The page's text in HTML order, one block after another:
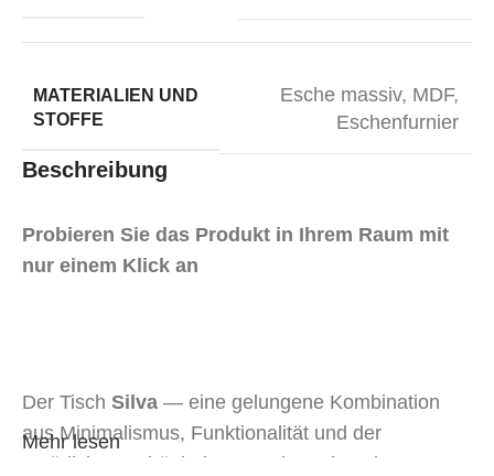
MATERIALIEN UND
STOFFE
Esche massiv, MDF,
Eschenfurnier
Beschreibung
Probieren Sie das Produkt in Ihrem Raum mit
nur einem Klick an
Der Tisch Silva — eine gelungene Kombination
aus Minimalismus, Funktionalität und der
natürlichen Schönheit von Holz. Seine eleganten
Mehr lesen